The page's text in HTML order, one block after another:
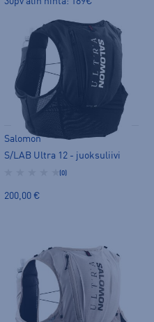
Salomon
S/LAB Ultra 12 - juoksuliivi
(0)
200,00 €